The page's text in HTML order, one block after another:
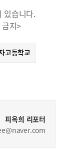
있습니다.
지>
고등학교
피옥희 리포터